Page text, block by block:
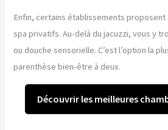
Enfin, certains établissements
spa privatifs. Au-delà du jacuzzi, vous y
ou douche sensorielle. C’est l’option la
parenthèse bien-être à deux.
Découvrir les meilleures